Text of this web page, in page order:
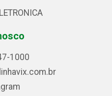
1000